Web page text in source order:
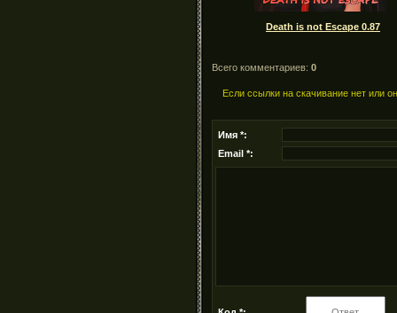
Death is not Escape 0.87
Всего комментариев: 0
Если ссылки на скачивание нет или
Имя *:
Email *: